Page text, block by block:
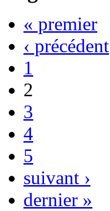
« premier
‹ précédent
1
2
3
4
5
suivant ›
dernier »